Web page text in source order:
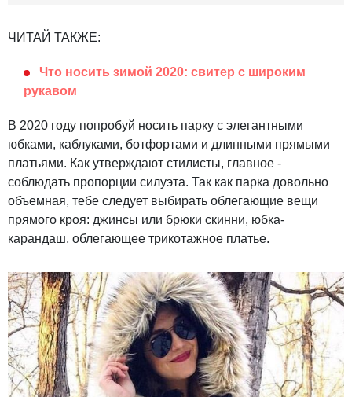
ЧИТАЙ ТАКЖЕ:
Что носить зимой 2020: свитер с широким
рукавом
В 2020 году попробуй носить парку с элегантными
юбками, каблуками, ботфортами и длинными прямыми
платьями. Как утверждают стилисты, главное -
соблюдать пропорции силуэта. Так как парка довольно
объемная, тебе следует выбирать облегающие вещи
прямого кроя: джинсы или брюки скинни, юбка-
карандаш, облегающее трикотажное платье.